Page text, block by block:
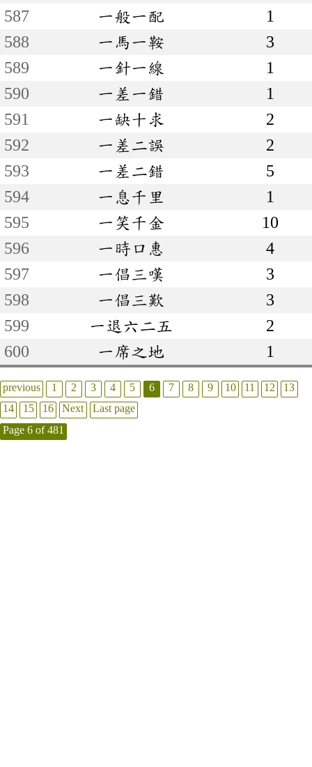
587
一般一配
1
588
一馬一鞍
3
589
一針一線
1
590
一差一錯
1
591
一缺十求
2
592
一差二誤
2
593
一差二錯
5
594
一息千里
1
595
一笑千金
10
596
一時口惠
4
597
一倡三嘆
3
598
一倡三歎
3
599
一退六二五
2
600
一席之地 1
previous 1 2 3 4 5 6 7 8 9 10 11 12
13
14
15 16 Next
Last page
Page 6 of 481